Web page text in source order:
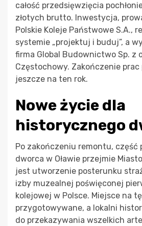
całość przedsięwzięcia
złotych brutto. Inwestycja,
Polskie Koleje Państwowe S.A.,
systemie „projektuj i buduj”, a
firma Global Budownictwo Sp. z
Częstochowy. Zakończenie
jeszcze na ten rok.
Nowe życie dla
historycznego
Po zakończeniu remontu, część
dworca w Oławie przejmie
jest utworzenie posterunku
izby muzealnej poświęconej
kolejowej w Polsce. Miejsce na
przygotowywane, a lokalni
do przekazywania wszelkich